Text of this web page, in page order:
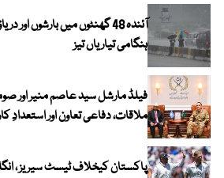
آئندہ 48 گھنٹوں میں بارشوں
ہنگامی تیاریاں تیز
فیلڈ مارشل سید عاصم منیر اور
ملاقات، دفاعی تعاون اور استعدادِ